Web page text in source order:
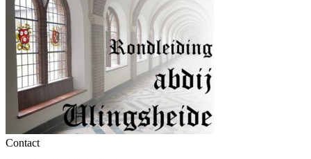
Contact